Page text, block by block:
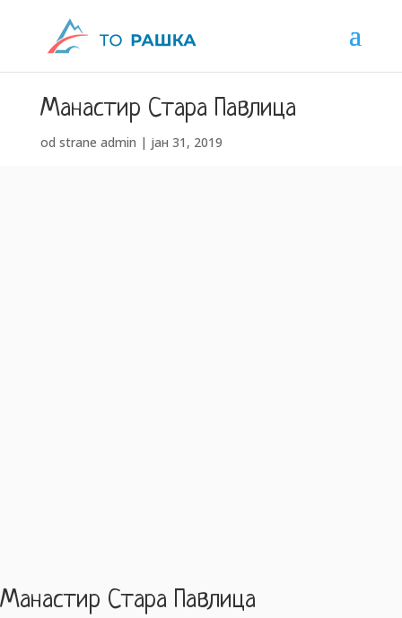
Манастир Стара Павлица
od strane admin | јан 31, 2019
Манастир Стара Павлица